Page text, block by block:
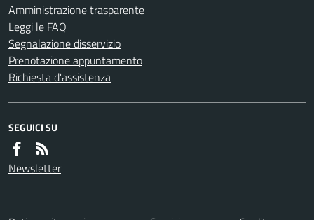
Amministrazione trasparente
Leggi le FAQ
Segnalazione disservizio
Prenotazione appuntamento
Richiesta d'assistenza
SEGUICI SU
Newsletter